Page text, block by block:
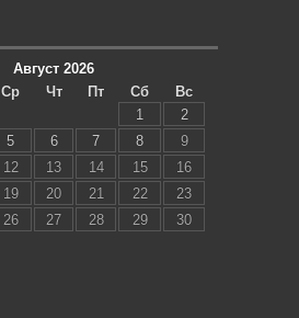
Август 2026
Ср Чт Пт Сб
Вс
1
2
5 6 7 8
9
12 13 14 15
16
19 20 21 22
23
26 27 28 29
30